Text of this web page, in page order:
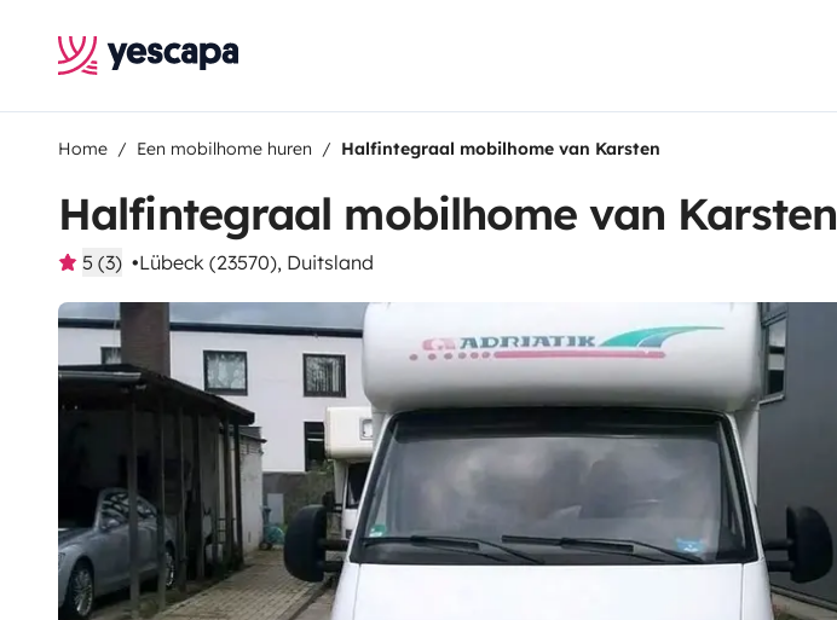
Home Een mobilhome huren Halfintegraal mobilhome van Karsten
Halfintegraal mobilhome van Karsten
5 (3) Lübeck (23570), Duitsland